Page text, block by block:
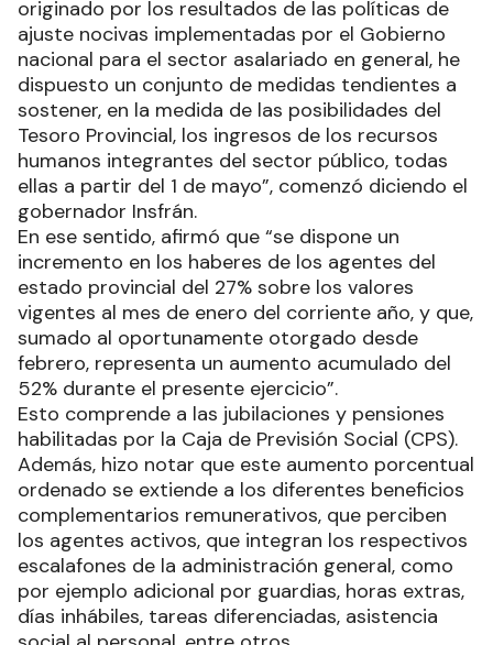
originado por los resultados de las políticas de
ajuste nocivas implementadas por el Gobierno
nacional para el sector asalariado en general, he
dispuesto un conjunto de medidas tendientes a
sostener, en la medida de las posibilidades del
Tesoro Provincial, los ingresos de los recursos
humanos integrantes del sector público, todas
ellas a partir del 1 de mayo”, comenzó diciendo el
gobernador Insfrán.
En ese sentido, afirmó que “se dispone un
incremento en los haberes de los agentes del
estado provincial del 27% sobre los valores
vigentes al mes de enero del corriente año, y que,
sumado al oportunamente otorgado desde
febrero, representa un aumento acumulado del
52% durante el presente ejercicio”.
Esto comprende a las jubilaciones y pensiones
habilitadas por la Caja de Previsión Social (CPS).
Además, hizo notar que este aumento porcentual
ordenado se extiende a los diferentes beneficios
complementarios remunerativos, que perciben
los agentes activos, que integran los respectivos
escalafones de la administración general, como
por ejemplo adicional por guardias, horas extras,
días inhábiles, tareas diferenciadas, asistencia